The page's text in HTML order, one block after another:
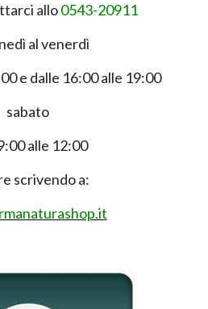
allo0543-20911
al venerdì
e dalle 16:00 alle 19:00
sabato
alle 12:00
scrivendo a: